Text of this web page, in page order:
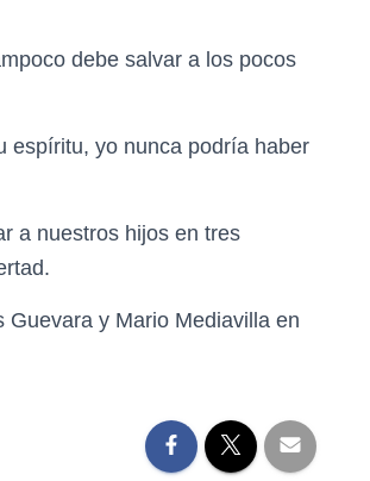
debe salvar a los pocos
espíritu, yo nunca podría haber
a nuestros hijos en tres
y Mario Mediavilla en